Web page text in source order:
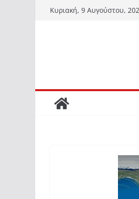
Μετάβαση
Κυριακή, 9 Αυγούστου,